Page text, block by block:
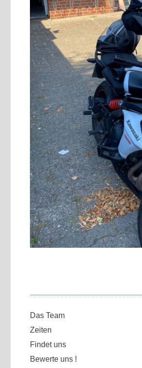
Das Team
Zeiten
Findet uns
Bewerte uns !